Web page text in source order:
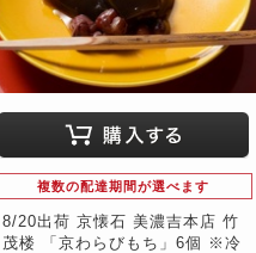
複数の配達期間が選べます
8/20出荷 京懐石 美濃吉本店 竹
茂楼 「京わらびもち」6個 ※冷